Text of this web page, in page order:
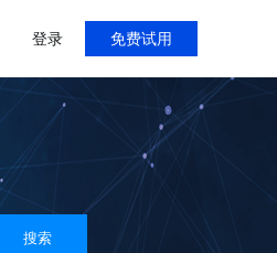
登录 免费试用
引流
聊客服系统
能微信客服系统
教程
搜索